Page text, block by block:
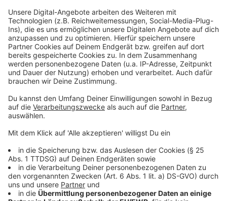
Der talentierte Rylyn Clark
Anzeige
Als erste Medien auf den jungen Rylyn Clark
aufmerksam wurden, wurde seine Adoptiv-Mutter
befragt, ob sie wusste, dass ihr Sohn mit gerade
einmal vier Jahren schon ein begnadeter Sänger sei.
Sie erzählte Reportern: "Ich habe Rylyn adoptiert und
Mutter habe ich Rylyn immer so beschrieben, als hätte
er eine Art Magie. Ich konnte es nicht immer in Worte
fassen, aber es war wirklich seine Fähigkeit, Menschen
glücklich zu machen." Wer sich das Video zu Three